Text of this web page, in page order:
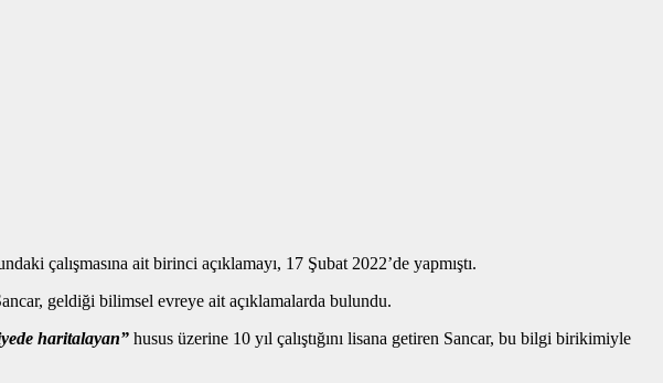
çalışmasına ait birinci açıklamayı, 17 Şubat 2022’de yapmıştı.
geldiği bilimsel evreye ait açıklamalarda bulundu.
haritalayan” husus üzerine 10 yıl çalıştığını lisana getiren Sancar, bu bilgi birikimiyle